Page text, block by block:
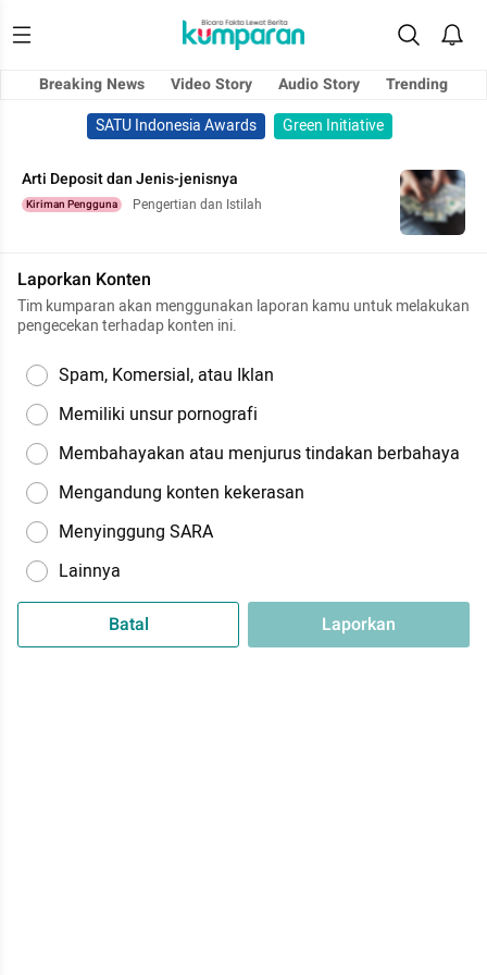
Breaking News Video Story Audio Story
Trending
SATU Indonesia Awards
Green Initiative
Arti Deposit dan Jenis-jenisnya
Kiriman Pengguna Pengertian dan Istilah
Laporkan Konten
Tim kumparan akan menggunakan laporan kamu untuk melakukan
pengecekan terhadap konten ini.
Spam, Komersial, atau Iklan
Memiliki unsur pornografi
Membahayakan atau menjurus tindakan berbahaya
Mengandung konten kekerasan
Menyinggung SARA
Lainnya
Batal Laporkan